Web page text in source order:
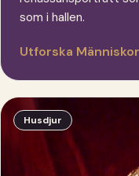
som i hallen.
Utforska Människor
Husdjur